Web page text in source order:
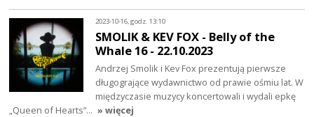
2023-10-16, godz. 13:10
SMOLIK & KEV FOX - Belly of the
Whale 16 - 22.10.2023
Andrzej Smolik i Kev Fox prezentują pierwsze
długogrające wydawnictwo od prawie ośmiu lat. W
międzyczasie muzycy koncertowali i wydali epkę
„Queen of Hearts”… » więcej